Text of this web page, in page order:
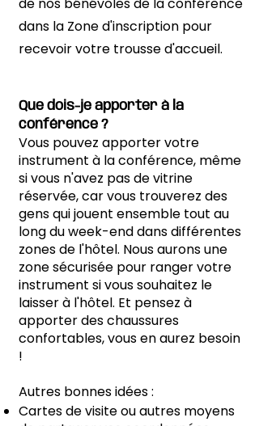
dans la Zone d'inscription pour
recevoir votre trousse d'accueil.
Que dois-je apporter à la
conférence ?
Vous pouvez apporter votre
instrument à la conférence, même
si vous n'avez pas de vitrine
réservée, car vous trouverez des
gens qui jouent ensemble tout au
long du week-end dans différentes
zones de l'hôtel. Nous aurons une
zone sécurisée pour ranger votre
instrument si vous souhaitez le
laisser à l'hôtel. Et pensez à
apporter des chaussures
confortables, vous en aurez besoin
!
Autres bonnes idées :
Cartes de visite ou autres moyens